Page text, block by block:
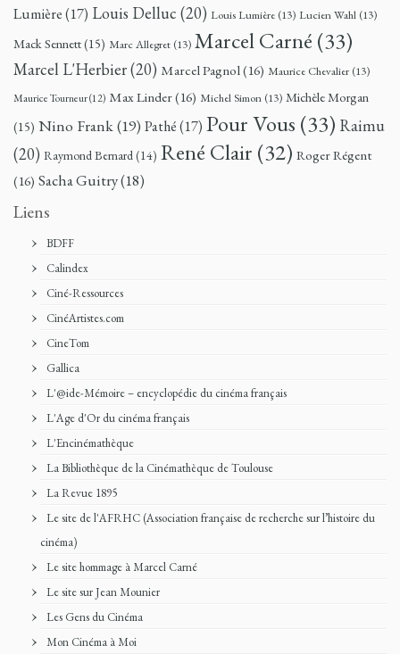
Lumière(17) Louis Delluc (20) Louis Lumière (13) Lucien Wahl (13)
Mack Sennett(15) Marc Allegret (13) Marcel Carné (33)
Marcel L'Herbier(20) Marcel Pagnol(16) Maurice Chevalier (13)
Maurice Tourneur(12) Max Linder(16) Michel Simon (13) Michèle Morgan
(15) Nino Frank(19) Pathé(17) Pour Vous (33) Raimu
(20) Raymond Bernard(14) René Clair (32) Roger Régent
(16) Sacha Guitry(18)
Liens
BDFF
Calindex
Ciné-Ressources
CinéArtistes.com
CineTom
Gallica
L'@ide-Mémoire – encyclopédie du cinéma français
L'Age d'Or du cinéma français
L'Encinémathèque
La Bibliothèque de la Cinémathèque de Toulouse
La Revue 1895
Le site de l'AFRHC (Association française de recherche sur l’histoire du
cinéma)
Le site hommage à Marcel Carné
Le site sur Jean Mounier
Les Gens du Cinéma
Mon Cinéma à Moi